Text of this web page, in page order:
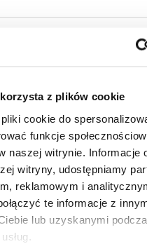
z plików cookie
cookie do
funkcje
naszej witrynie. Informacje
witryny, udostępniamy
reklamowym i
te informacje z
lub uzyskanymi